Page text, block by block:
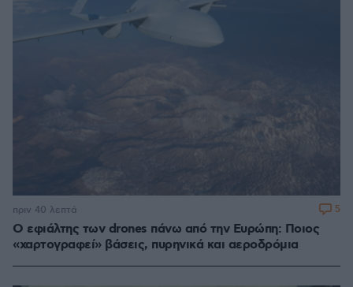
Ο εφιάλτης των drones πάνω από την Ευρώπη: Ποιος
«χαρτογραφεί» βάσεις, πυρηνικά και αεροδρόμια
πριν 40 λεπτά 5